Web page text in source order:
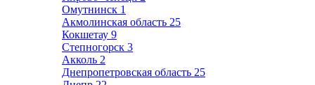
Омутнинск 1
Акмолинская область 25
Кокшетау 9
Степногорск 3
Акколь 2
Днепропетровская область 25